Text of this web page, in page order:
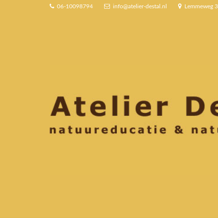
06-10098794 info@atelier-destal.nl Lemmeweg